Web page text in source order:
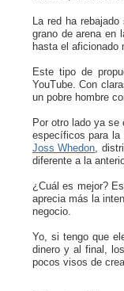
La red ha
grano de arena en
hasta el aficionado
Este tipo de
YouTube. Con
un pobre hombre
Por otro lado ya se
específicos para la
Joss Whedon ,
diferente a la
¿Cuál es mejor?
aprecia más la
negocio.
Yo, si tengo que
dinero y al final,
pocos visos de